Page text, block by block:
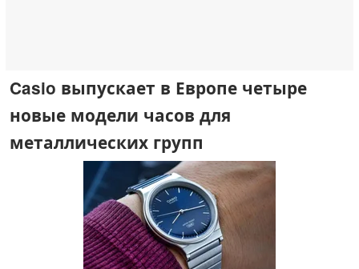
Casio выпускает в Европе четыре
новые модели часов для
металлических групп